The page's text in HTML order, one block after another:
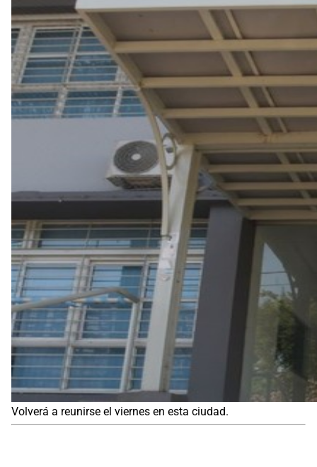
Volverá a reunirse el viernes en esta ciudad.